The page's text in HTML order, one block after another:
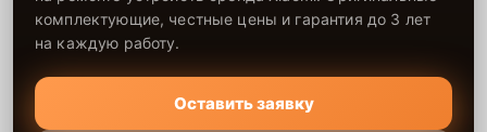
комплектующие, честные цены и гарантия до 3 лет
на каждую работу.
Оставить заявку